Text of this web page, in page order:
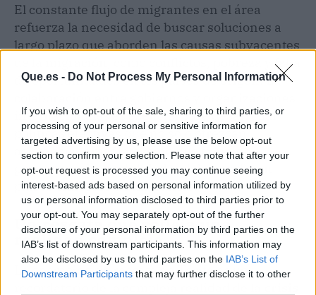
Que.es - Do Not Process My Personal Information
If you wish to opt-out of the sale, sharing to third parties, or
processing of your personal or sensitive information for
targeted advertising by us, please use the below opt-out
section to confirm your selection. Please note that after your
opt-out request is processed you may continue seeing
interest-based ads based on personal information utilized by
us or personal information disclosed to third parties prior to
your opt-out. You may separately opt-out of the further
disclosure of your personal information by third parties on the
IAB’s list of downstream participants. This information may
also be disclosed by us to third parties on the IAB’s List of
Downstream Participants that may further disclose it to other
El constante flujo de migrantes en el área
refuerza la necesidad de buscar soluciones a
largo plazo que aborden las causas subyacentes
de la migración, como conflictos, pobreza y falta
de oportunidades en los países de origen. La
internacionales es esencial para desarrollar
políticas efectivas que no solo ofrezcan
asistencia inmediata, sino que también
promuevan la estabilidad y el desarrollo en
países emisores de migrantes.
Un rescate que refleja una
realidad compleja
La operación de rescate en Tarifa es un